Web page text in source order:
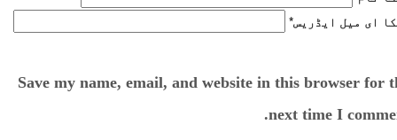
ای میل ایڈریس*
Save my name, email, and website in this browser for
next time I